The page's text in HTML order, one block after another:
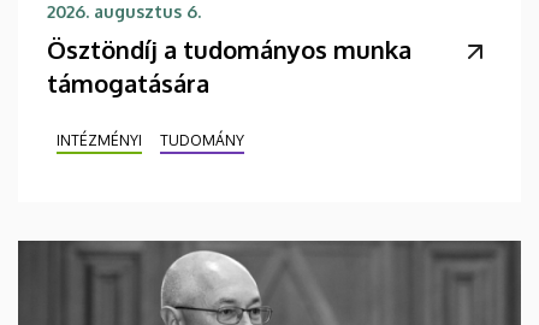
2026. augusztus 6.
Ösztöndíj a tudományos munka
támogatására
INTÉZMÉNYI TUDOMÁNY